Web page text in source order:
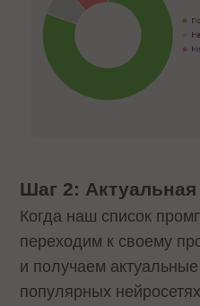
Шаг 2:
Когда наш список
переходим к своему
и получаем
популярных